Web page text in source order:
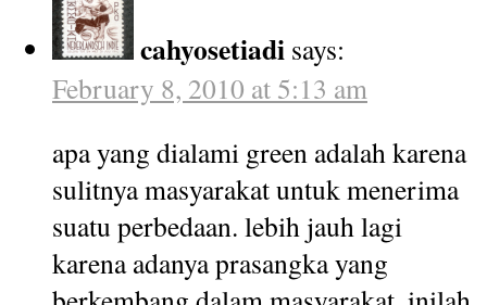
cahyosetiadi says:
February 8, 2010 at 5:13 am
apa yang dialami green adalah karena
sulitnya masyarakat untuk menerima
suatu perbedaan. lebih jauh lagi
karena adanya prasangka yang